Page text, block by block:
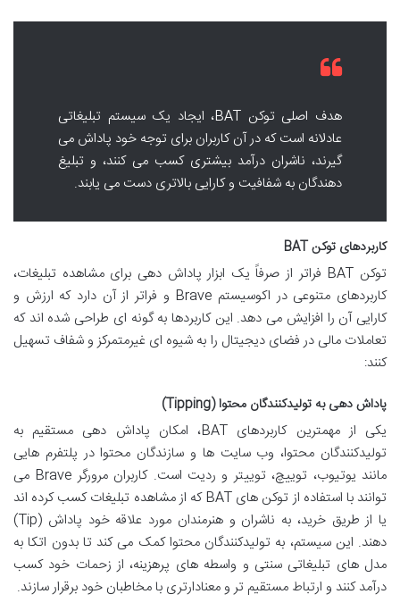
هدف اصلی توکن BAT، ایجاد یک سیستم تبلیغاتی
عادلانه است که در آن کاربران برای توجه خود پاداش می
گیرند، ناشران درآمد بیشتری کسب می کنند، و تبلیغ
دهندگان به شفافیت و کارایی بالاتری دست می یابند.
کاربردهای توکن BAT
توکن BAT فراتر از صرفاً یک ابزار پاداش دهی برای مشاهده تبلیغات،
کاربردهای متنوعی در اکوسیستم Brave و فراتر از آن دارد که ارزش و
کارایی آن را افزایش می دهد. این کاربردها به گونه ای طراحی شده اند که
تعاملات مالی در فضای دیجیتال را به شیوه ای غیرمتمرکز و شفاف تسهیل
کنند:
پاداش دهی به تولیدکنندگان محتوا (Tipping)
یکی از مهمترین کاربردهای BAT، امکان پاداش دهی مستقیم به
تولیدکنندگان محتوا، وب سایت ها و سازندگان محتوا در پلتفرم هایی
مانند یوتیوب، توییچ، توییتر و ردیت است. کاربران مرورگر Brave می
توانند با استفاده از توکن های BAT که از مشاهده تبلیغات کسب کرده اند
یا از طریق خرید، به ناشران و هنرمندان مورد علاقه خود پاداش (Tip)
دهند. این سیستم، به تولیدکنندگان محتوا کمک می کند تا بدون اتکا به
مدل های تبلیغاتی سنتی و واسطه های پرهزینه، از زحمات خود کسب
درآمد کنند و ارتباط مستقیم تر و معنادارتری با مخاطبان خود برقرار سازند.